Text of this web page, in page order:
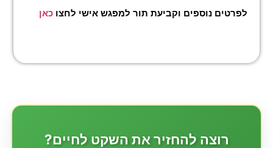
לפרטים נוספים וקביעת תור למפגש אישי לחצוכאן
רוצה להחזיר את השקט לחיים?